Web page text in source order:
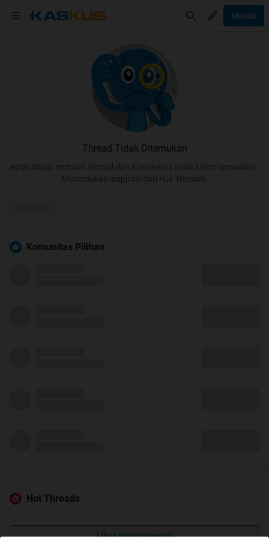
Masuk
Thread Tidak Ditemukan
Agan dapat mencari Thread dan Komunitas pada kolom pencarian.
Menemukan inspirasi dari Hot Threads.
Komunitas Pilihan
Hot Threads
Lihat Selengkapnya